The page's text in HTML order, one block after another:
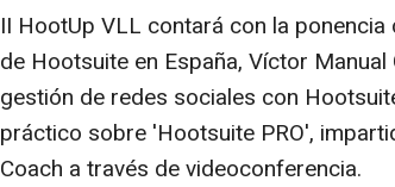
II HootUp VLL contará con la
de Hootsuite en España, Víctor
gestión de redes sociales con
práctico sobre 'Hootsuite PRO',
Coach a través de videoconferencia.